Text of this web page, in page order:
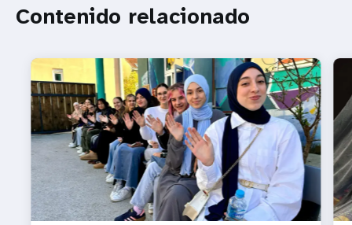
Contenido relacionado